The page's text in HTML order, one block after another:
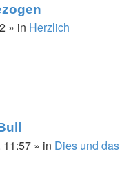
» in Herzlich
11:57 » in Dies und das